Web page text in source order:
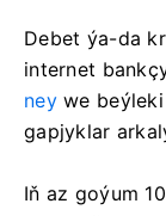
Debet ýa-da
internet
neywe beýleki
gapjyklar
Iň az goýum